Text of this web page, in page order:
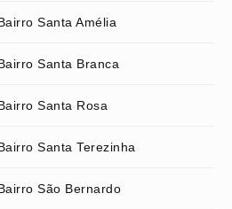
Santa Amélia
Santa Branca
Santa Rosa
Santa Terezinha
São Bernardo